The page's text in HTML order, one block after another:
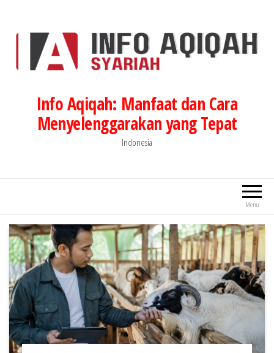
Info Aqiqah: Manfaat dan Cara
Menyelenggarakan yang Tepat
Indonesia
Menu